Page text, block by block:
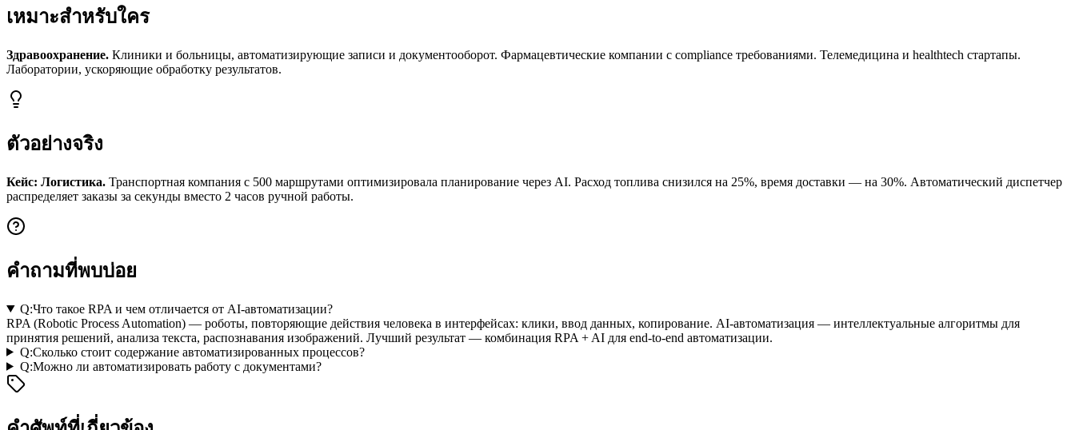
เหมาะสำหรับใคร
Здравоохранение. Клиники и больницы, автоматизирующие записи и документооборот. Фармацевтические компании с compliance требованиями. Телемедицина и healthtech стартапы.
Лаборатории, ускоряющие обработку результатов.
ตัวอย่างจริง
Кейс: Логистика. Транспортная компания с 500 маршрутами оптимизировала планирование через AI. Расход топлива снизился на 25%, время доставки — на 30%. Автоматический диспетчер
распределяет заказы за секунды вместо 2 часов ручной работы.
คำถามที่พบบ่อย
Q:Что такое RPA и чем отличается от AI-автоматизации?
RPA (Robotic Process Automation) — роботы, повторяющие действия человека в интерфейсах: клики, ввод данных, копирование. AI-автоматизация — интеллектуальные алгоритмы для
принятия решений, анализа текста, распознавания изображений. Лучший результат — комбинация RPA + AI для end-to-end автоматизации.
Q:Сколько стоит содержание автоматизированных процессов?
Q:Можно ли автоматизировать работу с документами?